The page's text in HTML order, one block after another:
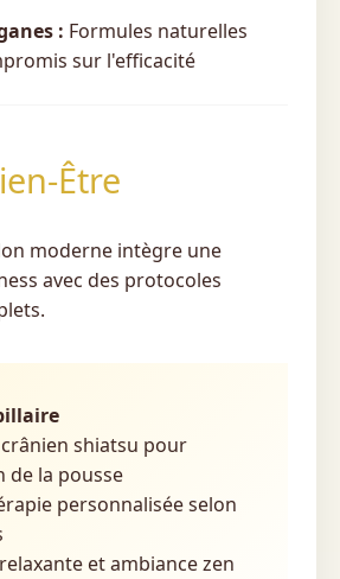
: Formules naturelles
sur l'efficacité
Être
moderne intègre une
avec des protocoles
crânien shiatsu pour
de la pousse
personnalisée selon
et ambiance zen